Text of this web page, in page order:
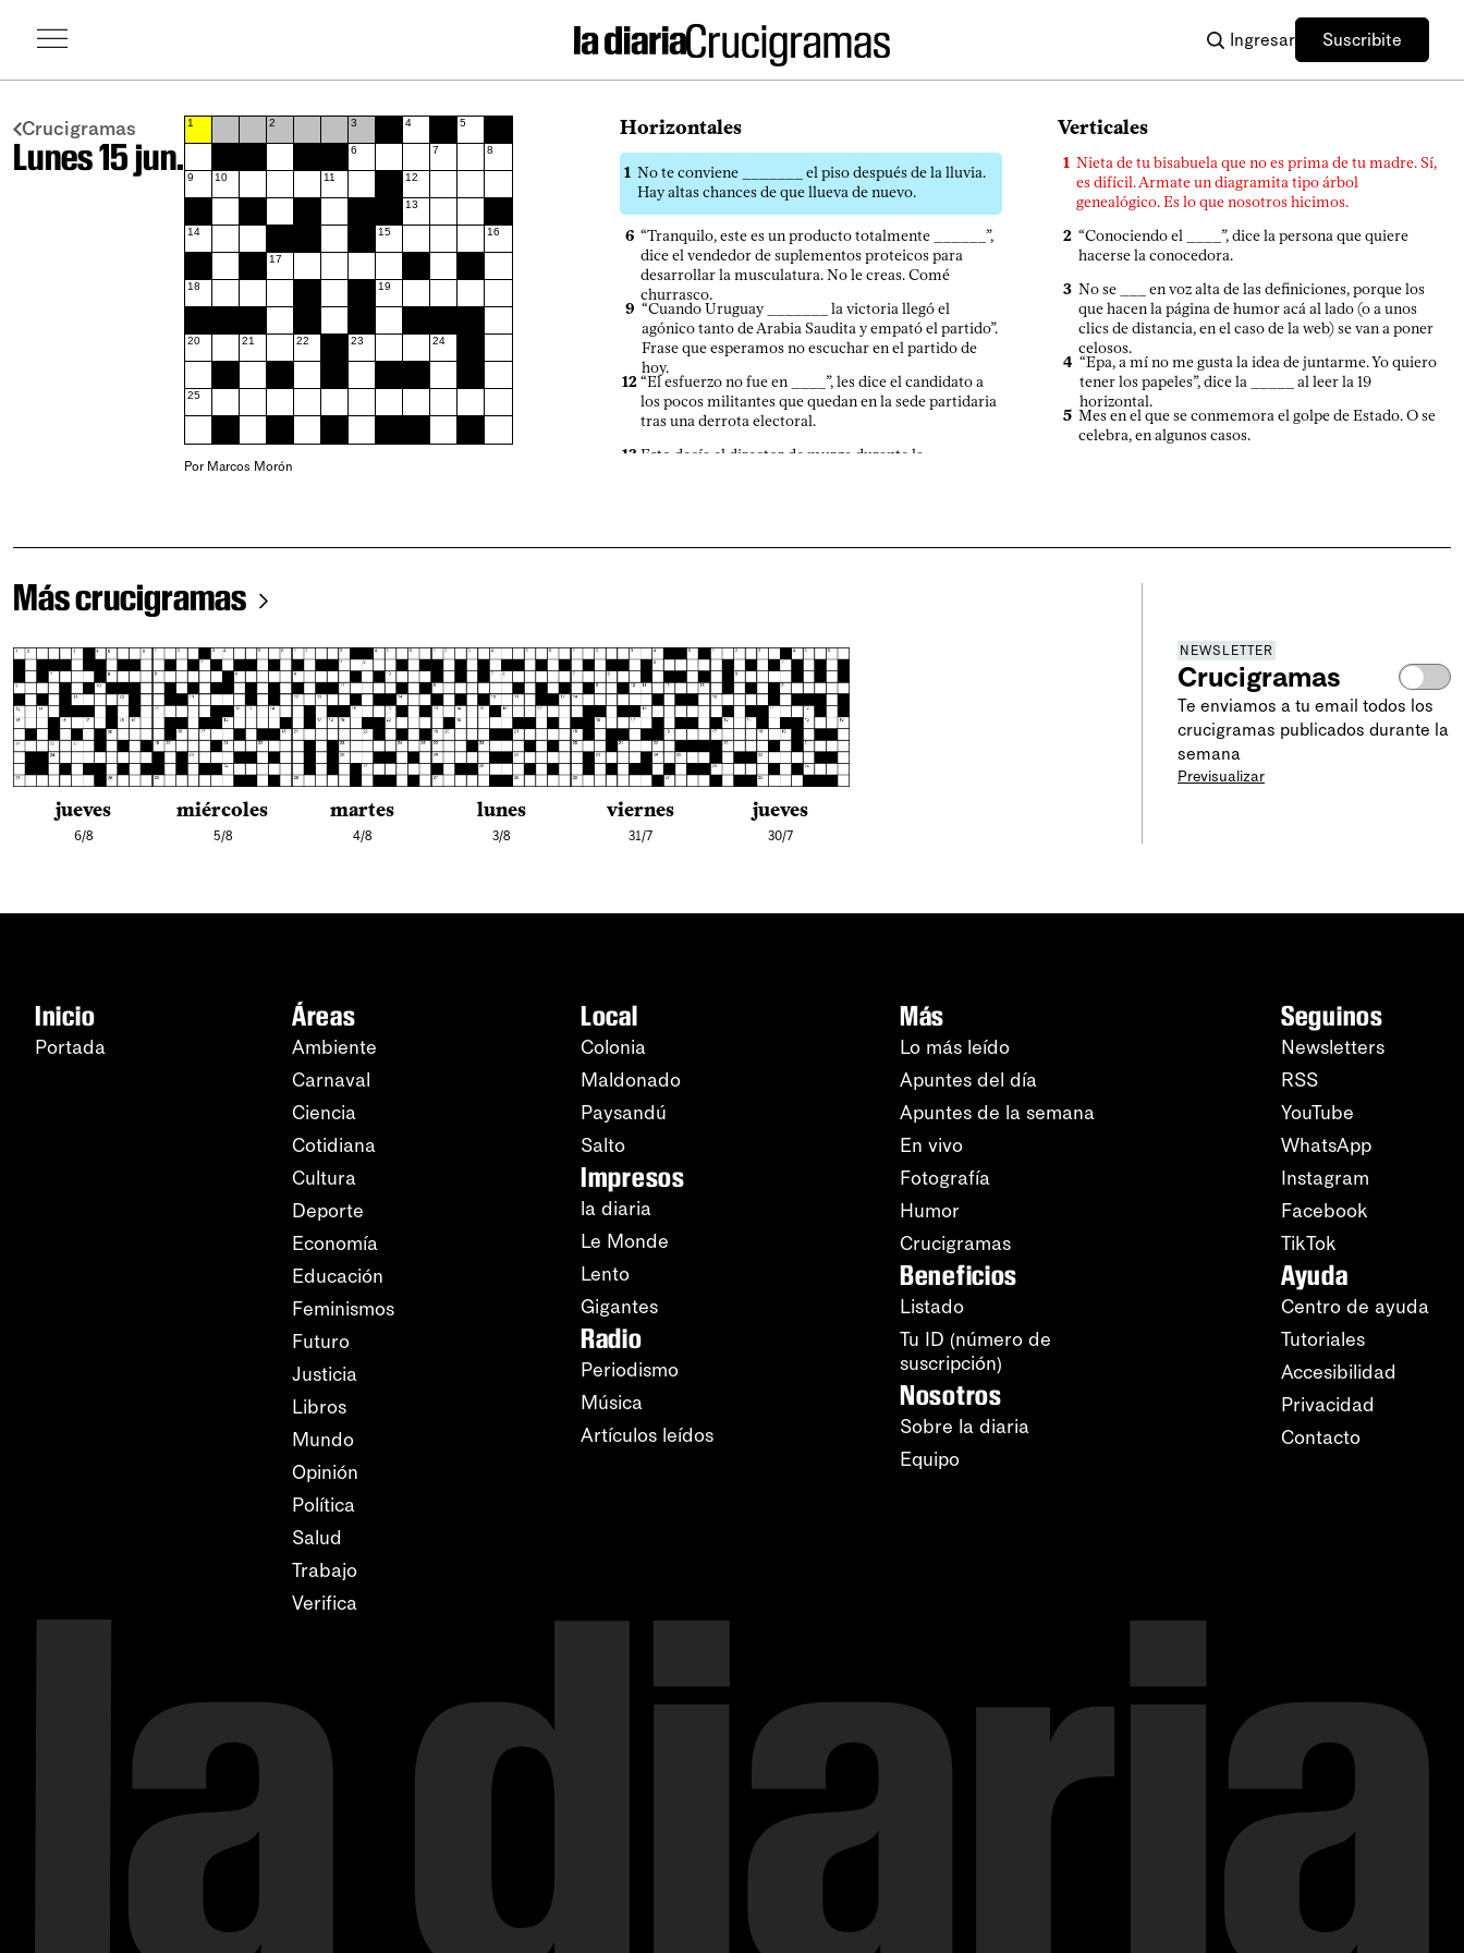
Ingresar Suscribite
Crucigramas
Lunes 15 jun.
Horizontales
1No te conviene _______ el piso después de la lluvia.
Hay altas chances de que llueva de nuevo.
6“Tranquilo, este es un producto totalmente ______”,
dice el vendedor de suplementos proteicos para
desarrollar la musculatura. No le creas. Comé
churrasco.
9“Cuando Uruguay _______ la victoria llegó el
agónico tanto de Arabia Saudita y empató el partido”.
Frase que esperamos no escuchar en el partido de
hoy.
12“El esfuerzo no fue en ____”, les dice el candidato a
los pocos militantes que quedan en la sede partidaria
tras una derrota electoral.
13Esto decía el director de murga durante la
políticos no nos hacen ____, porque el pueblo sabe de
nuestra honorabilidad”, dice el intendente
nacionalista del interior. Perdón por ser tan
específicos, pero convengamos que motivos no nos
faltan.
18“Llegó la hora de pasar ____ y concentrarnos en el
futuro”, dice el bandido de la definición anterior
cuando zafó de la Justicia.
19No entendemos por qué sigue habiendo personas que
se _____. Juntarse es lo mismo.
semana y por eso pierde la noción del paso del
Verticales
1 Nieta de tu bisabuela que no es prima de tu madre. Sí,
es difícil. Armate un diagramita tipo árbol
genealógico. Es lo que nosotros hicimos.
2 “Conociendo el ____”, dice la persona que quiere
hacerse la conocedora.
3 No se ___ en voz alta de las definiciones, porque los
que hacen la página de humor acá al lado (o a unos
clics de distancia, en el caso de la web) se van a poner
celosos.
4 “Epa, a mí no me gusta la idea de juntarme. Yo quiero
tener los papeles”, dice la _____ al leer la 19
horizontal.
5 Mes en el que se conmemora el golpe de Estado. O se
celebra, en algunos casos.
no sea taaan fácil.
Hoy le toca sentarse arriba de la conservadora.
Forma coloquial de referirse a un taxi. Para el Uber
no hay nada. Eso de las plataformas es todo muy frío.
Su ________. Tratamiento de cortesía hacia cierto
jefe de Estado que viene antes de fin de año.
21Con esto de que ponen publicidad durante la pausa
y el flaco y también de un superguionista de cómics
24Congregación de los fieles cristianos bajo sus
legítimos pastores; ganado mayor; rebaño de ganado
menor. Sí, suenan contradictorias estas dos últimas
definiciones, pero copiamos y pegamos del
1
9
14
18
20
25
10
21
2
17
22
11
3
6
23
15
19
4
12
13
7
24
5
8
16
Por Marcos Morón
Más crucigramas
jueves
6/8
miércoles
5/8
martes
4/8
lunes
3/8
viernes
31/7
jueves
30/7
NEWSLETTER
Crucigramas
Te enviamos a tu email todos los
crucigramas publicados durante la
semana
Previsualizar
Inicio
Portada
Áreas
Ambiente
Carnaval
Ciencia
Cotidiana
Cultura
Deporte
Economía
Educación
Feminismos
Futuro
Justicia
Libros
Mundo
Opinión
Política
Salud
Trabajo
Verifica
Local
Colonia
Maldonado
Paysandú
Salto
Impresos
la diaria
Le Monde
Lento
Gigantes
Radio
Periodismo
Música
Artículos leídos
Más
Lo más leído
Apuntes del día
Apuntes de la semana
En vivo
Fotografía
Humor
Crucigramas
Beneficios
Listado
Tu ID (número de
suscripción)
Nosotros
Sobre la diaria
Equipo
Seguinos
Newsletters
RSS
YouTube
WhatsApp
Instagram
Facebook
TikTok
Ayuda
Centro de ayuda
Tutoriales
Accesibilidad
Privacidad
Contacto